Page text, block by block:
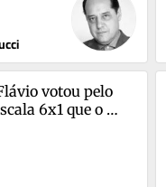
votou pelo
6x1 que o